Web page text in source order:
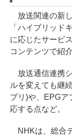
放送関連の新
「ハイブリッド
に応じたサービ
コンテンツで紹
放送通信連携
ルを変えても継
プリ)や、EPGア
応する点など。
NHKは、総合